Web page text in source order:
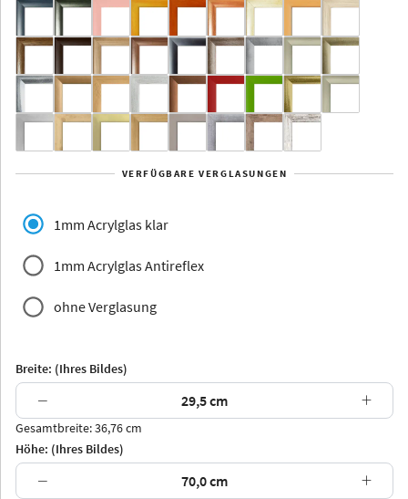
Aluminium
Yukon Alaska
Jersey Dauphine
Arran Luzern
VERFÜGBARE VERGLASUNGEN
1mm Acrylglas klar
1mm Acrylglas Antireflex
ohne Verglasung
Breite: (Ihres Bildes)
− +
Gesamtbreite: 36,76 cm
Höhe: (Ihres Bildes)
− +